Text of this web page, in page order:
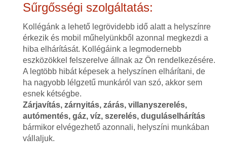
Sűrgősségi szolgáltatás:
Kollégánk a lehető legrövidebb idő alatt a helyszínre
érkezik és mobil műhelyünkből azonnal megkezdi a
hiba elhárítását. Kollégáink a legmodernebb
eszközökkel felszerelve állnak az Ön rendelkezésére.
A legtöbb hibát képesek a helyszínen elhárítani, de
ha nagyobb lélgzetű munkáról van szó, akkor sem
esnek kétségbe.
Zárjavítás, zárnyitás, zárás, villanyszerelés,
autómentés, gáz, víz, szerelés, duguláselhárítás
bármikor elvégezhető azonnali, helyszíni munkában
vállaljuk.